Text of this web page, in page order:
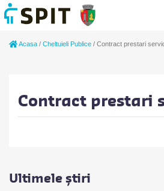
Acasa / Cheltuieli Publice / Contract prestari
Contract prestari
Ultimele știri